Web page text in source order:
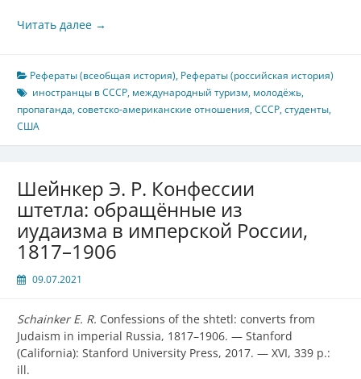
Читать далее →
Рефераты (всеобщая история), Рефераты (российская история)
иностранцы в СССР, международный туризм, молодёжь,
пропаганда,советско-американские отношения,СССР,студенты,
США
Шейнкер Э. Р. Конфессии
штетла: обращённые из
иудаизма в имперской России,
1817–1906
09.07.2021
Schainker E. R. Confessions of the shtetl: converts from
Judaism in imperial Russia, 1817–1906. — Stanford
(California): Stanford University Press, 2017. — XVI, 339 p.:
ill.